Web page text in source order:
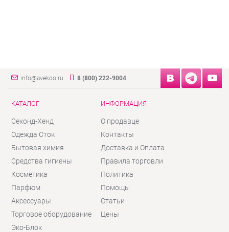
info@avekoo.ru 8 (800) 222-9004
КАТАЛОГ
Секонд-Хенд
Одежда Сток
Бытовая химия
Средства гигиены
Косметика
Парфюм
Аксессуары
Торговое оборудование
Эко-Блок
ИНФОРМАЦИЯ
О продавце
Контакты
Доставка и Оплата
Правила торговли
Политика
Помощь
Статьи
Цены